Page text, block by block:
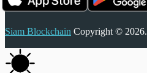
Siam Blockchain Copyright © 2026.